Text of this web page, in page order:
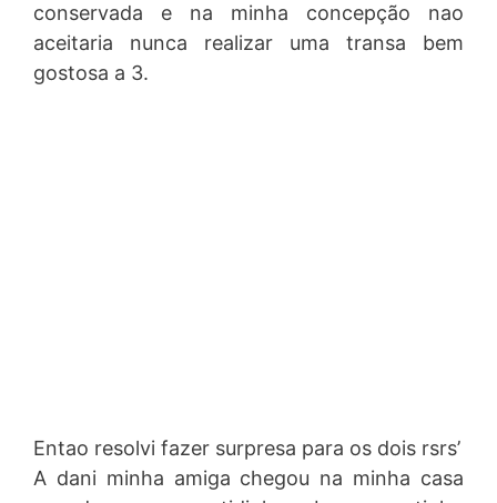
conservada e na minha concepção nao
aceitaria nunca realizar uma transa bem
gostosa a 3.
Entao resolvi fazer surpresa para os dois rsrs’
A dani minha amiga chegou na minha casa